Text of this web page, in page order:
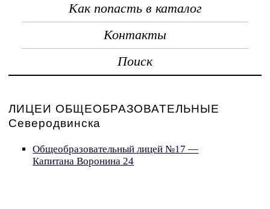
Как попасть в каталог
Контакты
Поиск
ЛИЦЕИ ОБЩЕОБРАЗОВАТЕЛЬНЫЕ
Северодвинска
Общеобразовательный лицей №17 —
Капитана Воронина 24